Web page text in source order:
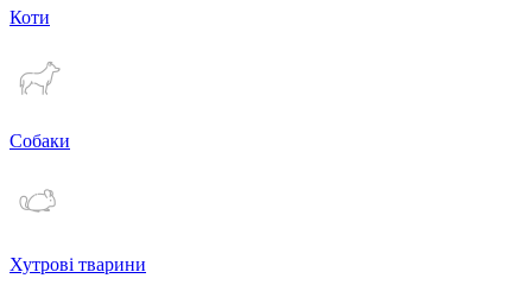
Коти
Собаки
Хутрові тварини